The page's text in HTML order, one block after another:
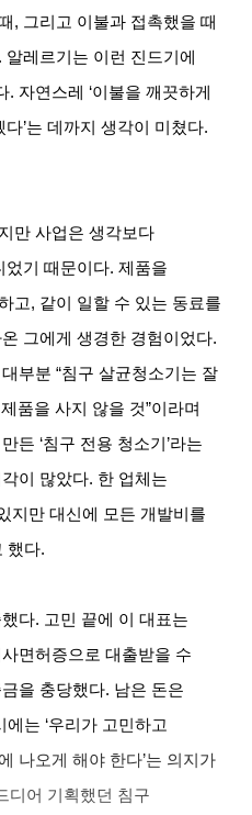
, 그리고 이불과 접촉했을 때
. 알레르기는 이런 진드기에
. 자연스레 ‘이불을 깨끗하게
다’는 데까지 생각이 미쳤다.
만 사업은 생각보다
었기 때문이다.제품을
고, 같이 일할 수 있는 동료를
그에게 생경한 경험이었다.
부분 “침구 살균청소기는 잘
품을 사지 않을 것”이라며
든 ‘침구 전용 청소기 ’라는
이 많았다. 한 업체는
지만 대신에 모든 개발비를
했다.
다. 고민 끝에 이 대표는
사면허증으로 대출받을 수
을 충당했다. 남은 돈은
에는 ‘우리가 고민하고
나오게 해야 한다’는 의지가
디어 기획했던 침구